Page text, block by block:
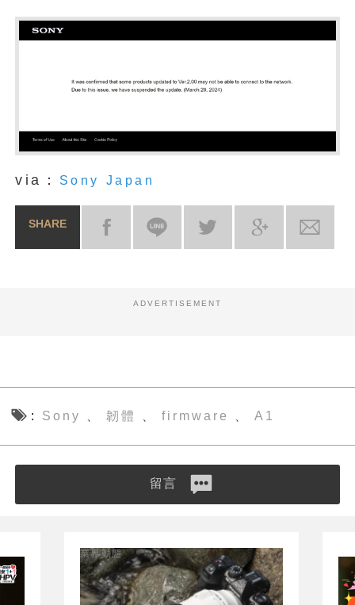
via： Sony Japan
SHARE
ADVERTISEMENT
Sony 、 韌體 、 firmware 、 A1
留言
業界動態